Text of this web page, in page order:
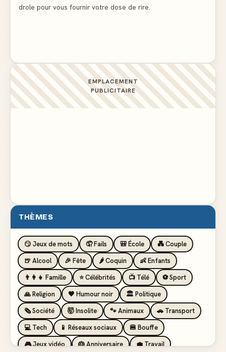
drole pour vous fournir votre dose de rire.
EMPLACEMENT
PUBLICITAIRE
THÈMES
😏 Jeux de mots 🤦 Fails 🎒 École
💑 Couple
🍺 Alcool
🎉 Fête 🌶️ Coquin
👶 Enfants
👨‍👩‍👧 Famille
⭐ Célébrités 📺 Télé
⚽ Sport
🙏 Religion
🖤 Humour noir
🏛️ Politique
🗞️ Société
🤯 Insolite 🐾 Animaux
🚗 Transport
💻 Tech
📱 Réseaux sociaux
🍔 Bouffe
🎮 Jeux vidéo
🎂 Anniversaire
💼 Travail